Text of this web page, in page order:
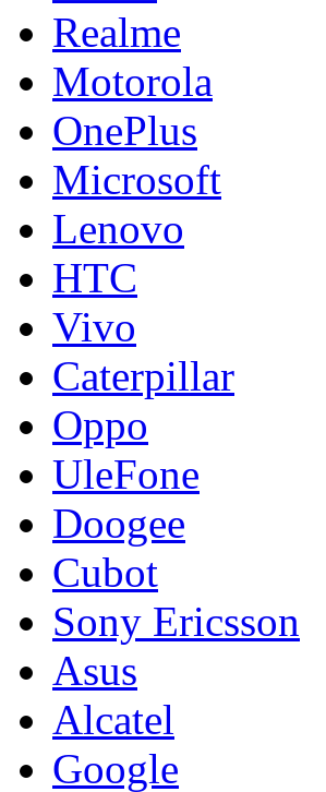
Realme
Motorola
OnePlus
Microsoft
Lenovo
HTC
Vivo
Caterpillar
Oppo
UleFone
Doogee
Cubot
Sony Ericsson
Asus
Alcatel
Google